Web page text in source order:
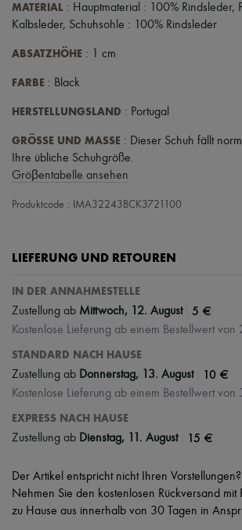
MATERIAL : Hauptmaterial : 100% Rindsleder,
Kalbsleder, Schuhsohle : 100% Rindsleder
ABSATZHÖHE : 1 cm
FARBE : Black
HERSTELLUNGSLAND : Portugal
GRÖSSE UND MASSE : Dieser Schuh fällt
Ihre übliche Schuhgröße.
Gröβentabelle ansehen
Produktcode : IMA32243BCK3721100
LIEFERUNG UND RETOUREN
IN DER ANNAHMESTELLE
Zustellung ab Mittwoch, 12. August 5 €
Kostenlose Lieferung ab einem Bestellwert
STANDARD NACH HAUSE
Zustellung ab Donnerstag, 13. August 10 €
Kostenlose Lieferung ab einem Bestellwert
EXPRESS NACH HAUSE
Zustellung ab Dienstag, 11. August 15 €
Der Artikel entspricht nicht Ihren Vorstellungen?
Nehmen Sie den kostenlosen Rückversand mit
zu Hause aus innerhalb von 30 Tagen in